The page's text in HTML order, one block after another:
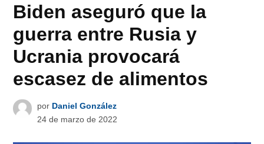
Donar
Biden aseguró que la
guerra entre Rusia y
Ucrania provocará
escasez de alimentos
por Daniel González
24 de marzo de 2022